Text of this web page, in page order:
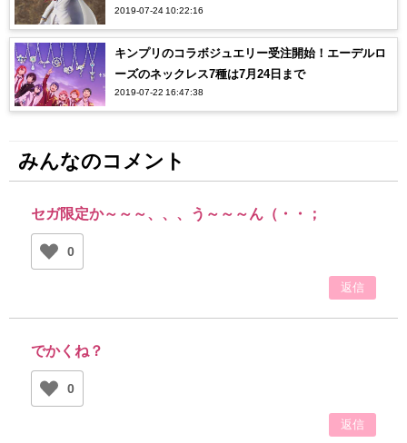
2019-07-24 10:22:16
キンプリのコラボジュエリー受注開始！エーデルロ
ーズのネックレス7種は7月24日まで
2019-07-22 16:47:38
みんなのコメント
セガ限定か～～～、、、う～～～ん（・・；
0
返信
でかくね？
0
返信